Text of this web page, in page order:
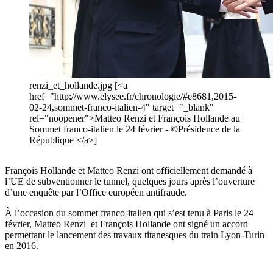
renzi_et_hollande.jpg [<a
href="http://www.elysee.fr/chronologie/#e8681,2015-
02-24,sommet-franco-italien-4" target="_blank"
rel="noopener">Matteo Renzi et François Hollande au
Sommet franco-italien le 24 février - ©Présidence de la
République </a>]
François Hollande et Matteo Renzi ont officiellement demandé à
l’UE de subventionner le tunnel, quelques jours après l’ouverture
d’une enquête par l’Office européen antifraude.
À l’occasion du sommet franco-italien qui s’est tenu à Paris le 24
février, Matteo Renzi et François Hollande ont signé un accord
permettant le lancement des travaux titanesques du train Lyon-Turin
en 2016.